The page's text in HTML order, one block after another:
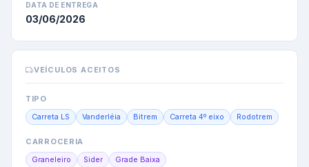
DATA DE ENTREGA
03/06/2026
VEÍCULOS ACEITOS
TIPO
Carreta LS Vanderléia Bitrem Carreta 4º eixo Rodotrem
CARROCERIA
Graneleiro Sider Grade Baixa